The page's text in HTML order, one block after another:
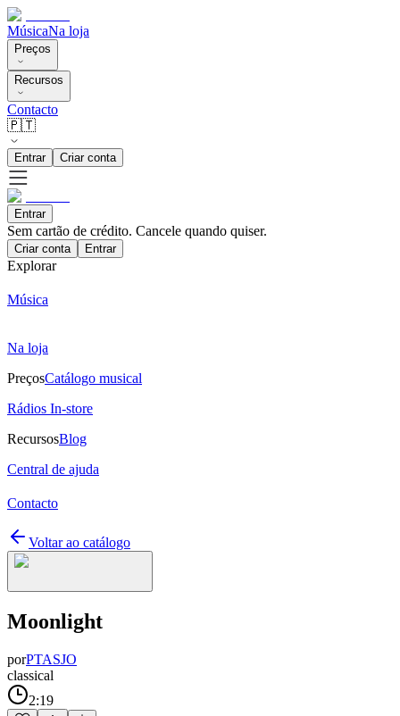
MúsicaNa loja
Preços
Recursos
Contacto
🇵🇹
Entrar Criar conta
Entrar
Sem cartão de crédito. Cancele quando quiser.
Criar conta Entrar
Explorar
Música
Na loja
PreçosCatálogo musical
Rádios In-store
RecursosBlog
Central de ajuda
Contacto
Voltar ao catálogo
Moonlight
porPTASJO
classical
2:19